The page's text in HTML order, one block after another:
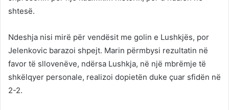
shtesë.
Ndeshja nisi mirë për vendësit me golin e Lushkjës, por
Jelenkovic barazoi shpejt. Marin përmbysi rezultatin në
favor të sllovenëve, ndërsa Lushkja, në një mbrëmje të
shkëlqyer personale, realizoi dopietën duke çuar sfidën në
2-2.